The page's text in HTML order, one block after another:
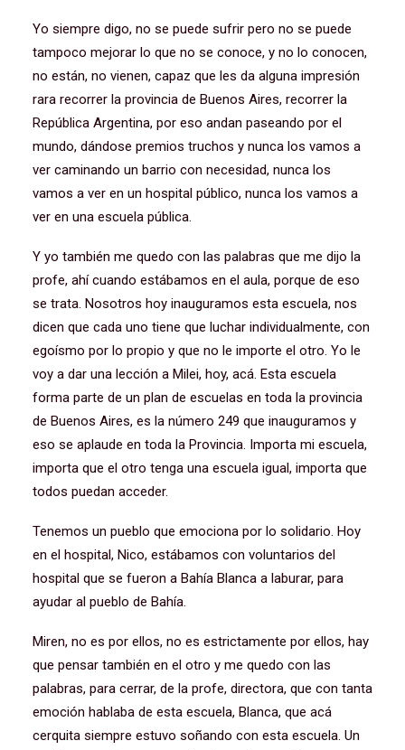
Yo siempre digo, no se puede sufrir pero no se puede
tampoco mejorar lo que no se conoce, y no lo conocen,
no están, no vienen, capaz que les da alguna impresión
rara recorrer la provincia de Buenos Aires, recorrer la
República Argentina, por eso andan paseando por el
mundo, dándose premios truchos y nunca los vamos a
ver caminando un barrio con necesidad, nunca los
vamos a ver en un hospital público, nunca los vamos a
ver en una escuela pública.
Y yo también me quedo con las palabras que me dijo la
profe, ahí cuando estábamos en el aula, porque de eso
se trata. Nosotros hoy inauguramos esta escuela, nos
dicen que cada uno tiene que luchar individualmente, con
egoísmo por lo propio y que no le importe el otro. Yo le
voy a dar una lección a Milei, hoy, acá. Esta escuela
forma parte de un plan de escuelas en toda la provincia
de Buenos Aires, es la número 249 que inauguramos y
eso se aplaude en toda la Provincia. Importa mi escuela,
importa que el otro tenga una escuela igual, importa que
todos puedan acceder.
Tenemos un pueblo que emociona por lo solidario. Hoy
en el hospital, Nico, estábamos con voluntarios del
hospital que se fueron a Bahía Blanca a laburar, para
ayudar al pueblo de Bahía.
Miren, no es por ellos, no es estrictamente por ellos, hay
que pensar también en el otro y me quedo con las
palabras, para cerrar, de la profe, directora, que con tanta
emoción hablaba de esta escuela, Blanca, que acá
cerquita siempre estuvo soñando con esta escuela. Un